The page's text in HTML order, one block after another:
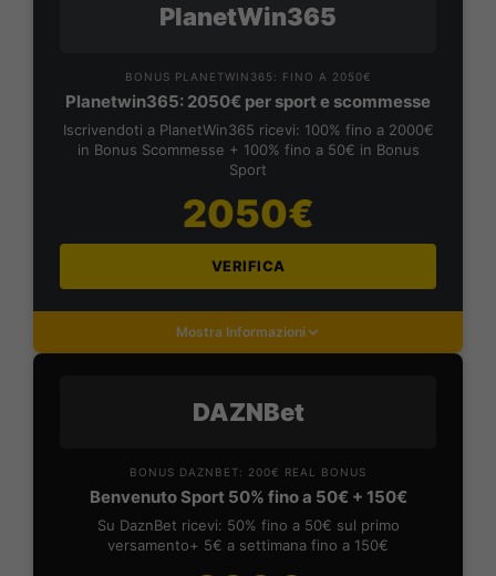
PlanetWin365
BONUS PLANETWIN365: FINO A 2050€
Planetwin365: 2050€ per sport e scommesse
Iscrivendoti a PlanetWin365 ricevi: 100% fino a 2000€
in Bonus Scommesse + 100% fino a 50€ in Bonus
Sport
2050€
VERIFICA
Mostra Informazioni
DAZNBet
BONUS DAZNBET: 200€ REAL BONUS
Benvenuto Sport 50% fino a 50€ + 150€
Su DaznBet ricevi: 50% fino a 50€ sul primo
versamento+ 5€ a settimana fino a 150€